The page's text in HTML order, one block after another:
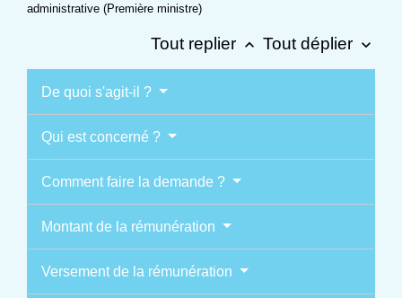
administrative (Première ministre)
Tout replier keyboard_arrow_up Tout déplier keyboard_arrow_down
De quoi s'agit-il ?
Qui est concerné ?
Comment faire la demande ?
Montant de la rémunération
Versement de la rémunération